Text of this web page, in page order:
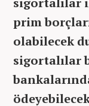
prim
olabilecek
sigortalılar